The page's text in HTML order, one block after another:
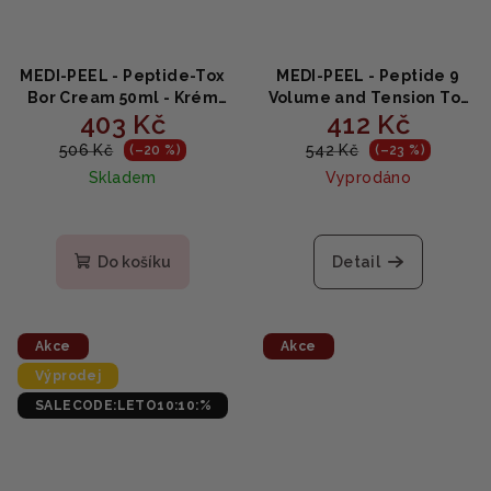
MEDI-PEEL - Peptide-Tox
Bor Cream 50ml - Krém
proti vráskám 50ml
403 Kč
506 Kč (–20 %)
Skladem
produktu
Do košíku
MEDI-PEEL - Peptide 9
Volume and Tension Tox
Cream PRO - Peptidový
omlazující krém 50g
412 Kč
542 Kč (–23 %)
Vyprodáno
hodnocení
produktu
Detail
Akce
Výprodej
SALECODE:LETO10:10:%
Akce